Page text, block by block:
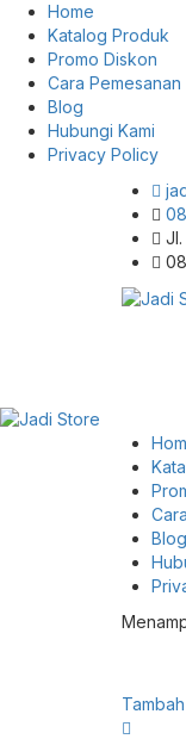
Home
Katalog Produk
Promo Diskon
Cara Pemesanan
Blog
Hubungi Kami
Privacy Policy
Blog